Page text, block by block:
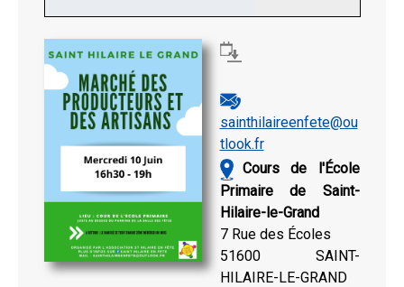
sainthilaireenfete@ou
tlook.fr
Cours de l'École
Primaire de Saint-
Hilaire-le-Grand
7 Rue des Écoles
51600 SAINT-
HILAIRE-LE-GRAND